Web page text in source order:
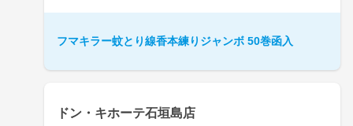
フマキラー蚊とり線香本練りジャンボ 50巻函入
ドン・キホーテ石垣島店